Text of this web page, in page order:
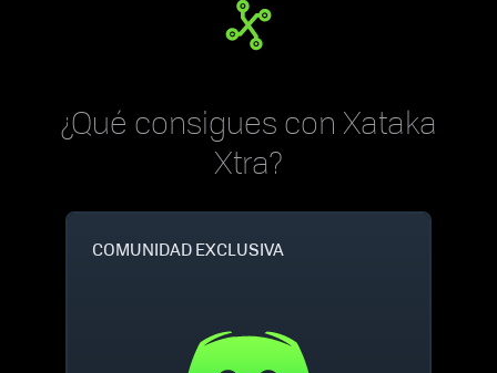
¿Qué consigues con Xataka
Xtra?
COMUNIDAD EXCLUSIVA